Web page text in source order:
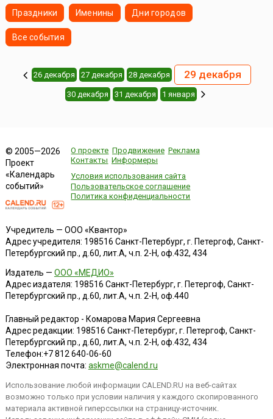
Праздники Именины Дни городов
Все события
26 декабря 27 декабря 28 декабря 29 декабря
30 декабря 31 декабря 1 января
© 2005—2026
Проект
«Календарь
событий»
О проекте Продвижение Реклама
Контакты Информеры
Условия использования сайта
Пользовательское соглашение
Политика конфиденциальности
Учредитель — ООО «Квантор»
Адрес учредителя: 198516 Санкт-Петербург, г. Петергоф, Санкт-
Петербургский пр., д.60, лит.А, ч.п. 2-Н, оф.432, 434
Издатель — ООО «МЕДИО»
Адрес издателя: 198516 Санкт-Петербург, г. Петергоф, Санкт-
Петербургский пр., д.60, лит.А, ч.п. 2-Н, оф.440
Главный редактор - Комарова Мария Сергеевна
Адрес редакции: 198516 Санкт-Петербург, г. Петергоф, Санкт-
Петербургский пр., д.60, лит.А, ч.п. 2-Н, оф.432, 434
Телефон:+7 812 640-06-60
Электронная почта: askme@calend.ru
Использование любой информации CALEND.RU на веб-сайтах
возможно только при условии наличия у каждого скопированного
материала активной гиперссылки на страницу-источник.